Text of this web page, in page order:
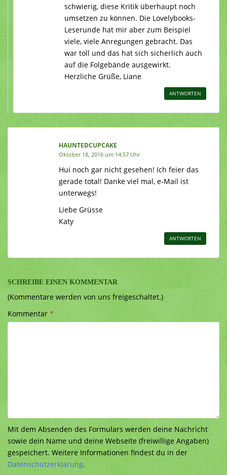
schwierig, diese Kritik überhaupt noch
umsetzen zu können. Die Lovelybooks-
Leserunde hat mir aber zum Beispiel
viele, viele Anregungen gebracht. Das
war toll und das hat sich sicherlich auch
auf die Folgebände ausgewirkt.
Herzliche Grüße, Liane
ANTWORTEN
HAUNTEDCUPCAKE
Oktober 18, 2016 um 14:57 Uhr
Hui noch gar nicht gesehen! Ich feier das
gerade total! Danke viel mal, e-Mail ist
unterwegs!
Liebe Grüsse
Katy
ANTWORTEN
SCHREIBE EINEN KOMMENTAR
(Kommentare werden von uns freigeschaltet.)
Kommentar*
Mit dem Absenden des Formulars werden deine Nachricht
sowie dein Name und deine Webseite (freiwillige Angaben)
gespeichert. Weitere Informationen findest du in der
Datenschutzerklärung.